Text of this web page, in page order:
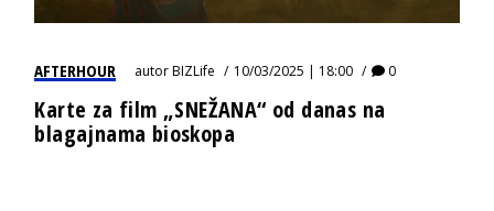
AFTERHOUR autorBIZLife 10/03/2025 | 18:00 0
Karte za film „SNEŽANA“ od danas na
blagajnama bioskopa